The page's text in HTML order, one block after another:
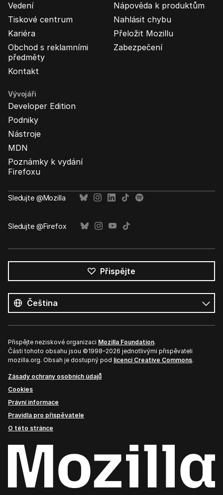
Vedení
Tiskové centrum
Kariéra
Obchod s reklamními
předměty
Kontakt
Nápověda k produktům
Nahlásit chybu
Přeložit Mozillu
Zabezpečení
Vývojáři
Developer Edition
Podniky
Nástroje
MDN
Poznámky k vydání
Firefoxu
Sledujte @Mozilla
Sledujte @Firefox
Přispějte
jazyky
Jazyk
Přispějte neziskové organizaci Mozilla Foundation.
Části tohoto obsahu jsou ©1998–2026 jednotlivými přispěvateli
mozilla.org. Obsah je dostupný pod licencí Creative Commons.
Zásady ochrany osobních údajů
Cookies
Právní informace
Pravidla pro přispěvatele
O této stránce